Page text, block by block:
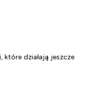
które działają jeszcze